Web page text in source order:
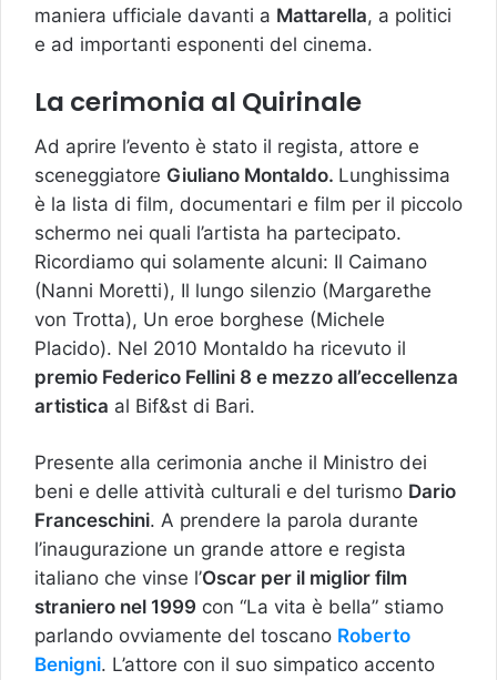
maniera ufficiale davanti a Mattarella, a politici
e ad importanti esponenti del cinema.
La cerimonia al Quirinale
Ad aprire l’evento è stato il regista, attore e
sceneggiatore Giuliano Montaldo. Lunghissima
è la lista di film, documentari e film per il piccolo
schermo nei quali l’artista ha partecipato.
Ricordiamo qui solamente alcuni: Il Caimano
(Nanni Moretti), Il lungo silenzio (Margarethe
von Trotta), Un eroe borghese (Michele
Placido). Nel 2010 Montaldo ha ricevuto il
premio Federico Fellini 8 e mezzo all’eccellenza
artistica al Bif&st di Bari.
Presente alla cerimonia anche il Ministro dei
beni e delle attività culturali e del turismo Dario
Franceschini. A prendere la parola durante
l’inaugurazione un grande attore e regista
italiano che vinse l’Oscar per il miglior film
straniero nel 1999 con “La vita è bella” stiamo
parlando ovviamente del toscano Roberto
Benigni. L’attore con il suo simpatico accento